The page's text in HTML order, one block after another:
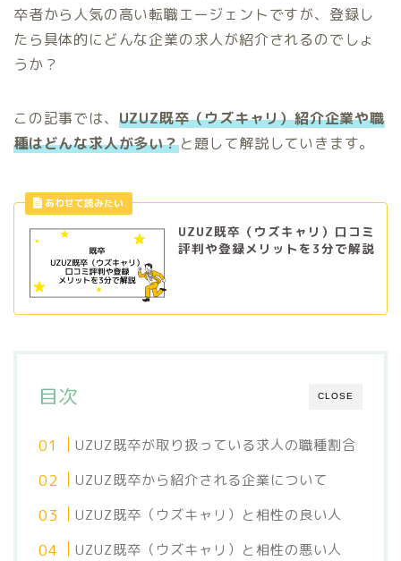
卒者から人気の高い転職エージェントですが、登録し
たら具体的にどんな企業の求人が紹介されるのでしょ
うか？
この記事では、 UZUZ既卒（ウズキャリ）紹介企業や職
種はどんな求人が多い？と題して解説していきます。
UZUZ既卒（ウズキャリ）口コミ
評判や登録メリットを3分で解説
CLOSE
目次
UZUZ既卒が取り扱っている求人の職種割合
UZUZ既卒から紹介される企業について
UZUZ既卒（ウズキャリ）と相性の良い人
UZUZ既卒（ウズキャリ）と相性の悪い人